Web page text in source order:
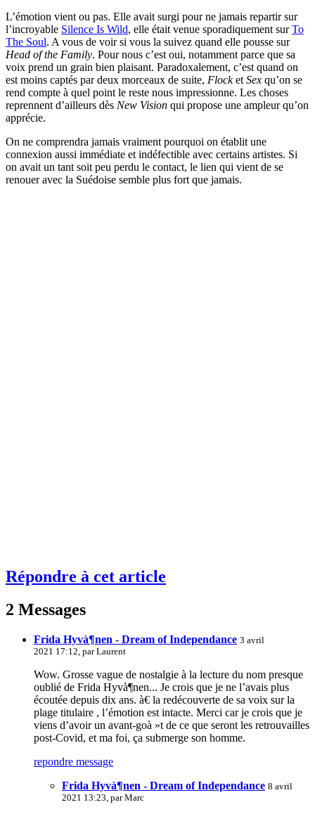
L’émotion vient ou pas. Elle avait surgi pour ne jamais repartir sur
l’incroyable Silence Is Wild, elle était venue sporadiquement surTo
The Soul. A vous de voir si vous la suivez quand elle pousse sur
Head of the Family. Pour nous c’est oui, notamment parce que sa
voix prend un grain bien plaisant. Paradoxalement, c’est quand on
est moins captés par deux morceaux de suite, Flocket Sex qu’on se
rend compte à quel point le reste nous impressionne. Les choses
reprennent d’ailleurs dès New Vision qui propose une ampleur qu’on
apprécie.
On ne comprendra jamais vraiment pourquoi on établit une
connexion aussi immédiate et indéfectible avec certains artistes. Si
on avait un tant soit peu perdu le contact, le lien qui vient de se
renouer avec la Suédoise semble plus fort que jamais.
Répondre à cet article
2 Messages
Frida Hyvà¶nen - Dream of Independance 3 avril
2021 17:12, parLaurent
Wow. Grosse vague de nostalgie à la lecture du nom presque
oublié de Frida Hyvà¶nen... Je crois que je ne l’avais plus
écoutée depuis dix ans. à€ la redécouverte de sa voix sur la
plage titulaire , l’émotion est intacte. Merci car je crois que je
viens d’avoir un avant-goà »t de ce que seront les retrouvailles
post-Covid, et ma foi, ça submerge son homme.
repondre message
Frida Hyvà¶nen - Dream of Independance 8 avril
2021 13:23, parMarc